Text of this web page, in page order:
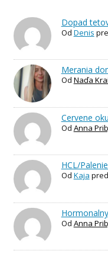
Dopad
Od Denis
Merania
Od Naďa
Cervene
Od Anna
HCL/
Od Kaja
Od Anna